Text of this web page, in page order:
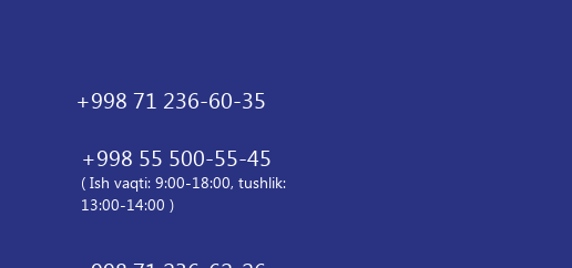
+998 71 236-60-35
+998 55 500-55-45
( Ish vaqti: 9:00-18:00, tushlik:
13:00-14:00 )